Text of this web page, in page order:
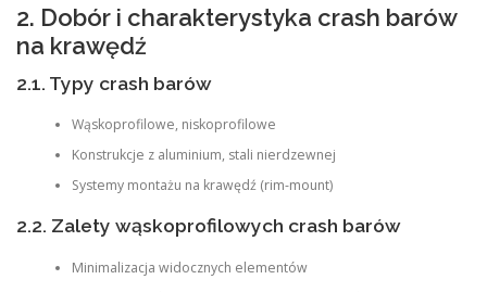
2. Dobór i charakterystyka crash barów
na krawędź
2.1. Typy crash barów
Wąskoprofilowe, niskoprofilowe
Konstrukcje z aluminium, stali nierdzewnej
Systemy montażu na krawędź (rim-mount)
2.2. Zalety wąskoprofilowych crash barów
Minimalizacja widocznych elementów